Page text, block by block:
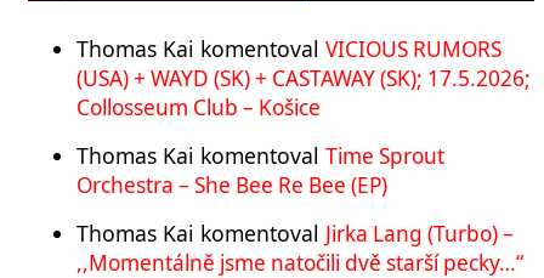
Thomas Kai komentoval VICIOUS RUMORS
(USA) + WAYD (SK) + CASTAWAY (SK); 17.5.2026;
Collosseum Club – Košice
Thomas Kai komentoval Time Sprout
Orchestra – She Bee Re Bee (EP)
Thomas Kai komentoval Jirka Lang (Turbo) –
,,Momentálně jsme natočili dvě starší pecky…“